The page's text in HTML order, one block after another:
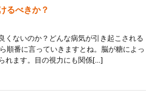
るべきか？
くないのか？どんな病気が引き起こされる
順番に言っていきますとね。脳が糖によっ
れます。目の視力にも関係[…]